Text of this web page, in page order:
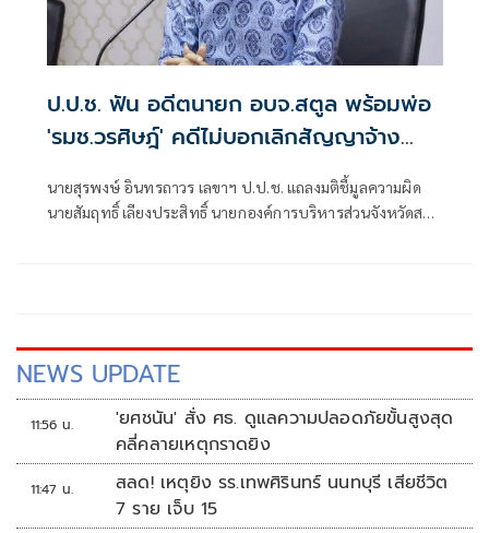
ป.ป.ช. ฟัน อดีตนายก อบจ.สตูล พร้อมพ่อ
'รมช.วรศิษฎ์' คดีไม่บอกเลิกสัญญาจ้าง
นายสุรพงษ์ อินทรถาวร เลขาฯ ป.ป.ช. แถลงมติชี้มูลความผิด
นายสัมฤทธิ์ เลียงประสิทธิ์ นายกองค์การบริหารส่วนจังหวัดสตูล
NEWS UPDATE
11:56 น.
'ยศชนัน' สั่ง ศธ. ดูแลความปลอดภัยขั้นสูงสุด
คลี่คลายเหตุกราดยิง
11:47 น.
สลด! เหตุยิง รร.เทพศิรินทร์ นนทบุรี เสียชีวิต
7 ราย เจ็บ 15